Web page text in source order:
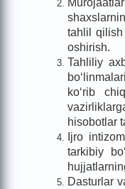
tahlil qilish
oshirish.
Tahliliy
ko‘rib
hisobotlar
Ijro
tarkibiy
Dasturlar